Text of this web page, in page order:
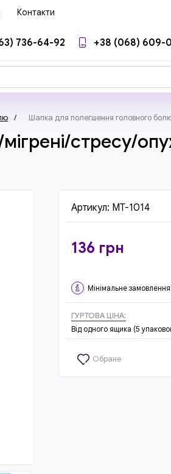
Контакти
736-64-92 +38 (068) 609-
/ Шапка для полегшення головного
стресу/
Артикул: MT-1014
136 грн
Мінімальне замовлення:
ГУРТОВА ЦІНА:
Від одного ящика (5
Обране